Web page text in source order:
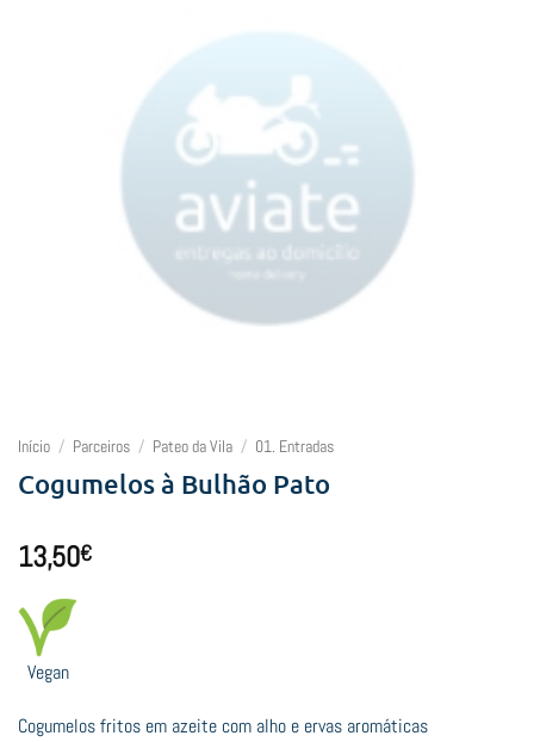
Início / Parceiros / Pateo da Vila / 01. Entradas
Cogumelos à Bulhão Pato
13,50€
Vegan
Cogumelos fritos em azeite com alho e ervas aromáticas